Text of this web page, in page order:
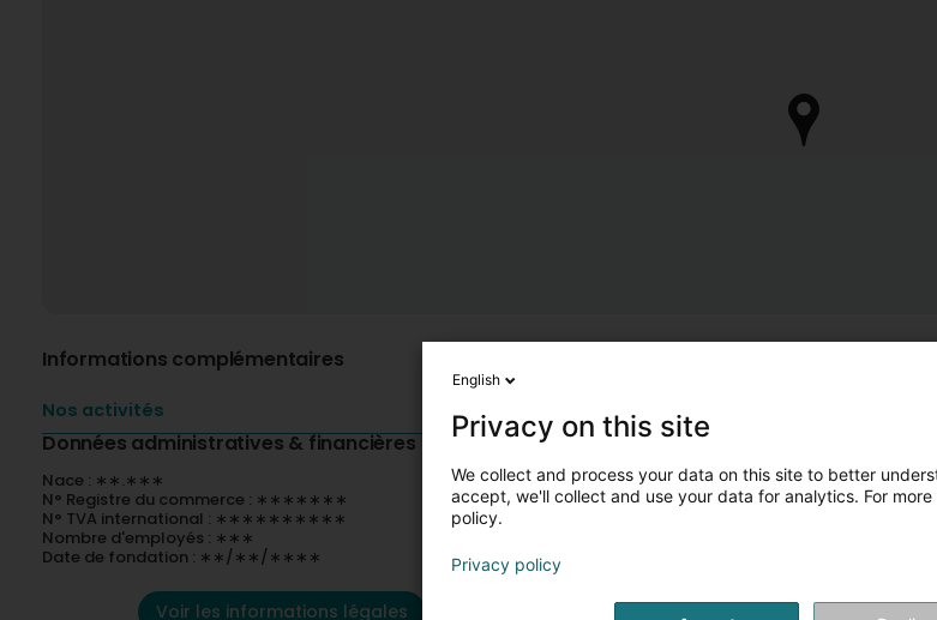
Informations complémentaires
Nos activités
Données administratives & financières
Nace : ∗∗.∗∗∗
N° Registre du commerce : ∗∗∗∗∗∗∗
N° TVA international : ∗∗∗∗∗∗∗∗∗∗
Nombre d'employés : ∗∗∗
Date de fondation : ∗∗/∗∗/∗∗∗∗
Voir les informations légales
English
Privacy on this site
We collect and process your data on this site to better
accept, we'll collect and use your data for analytics. For
policy.
Privacy policy